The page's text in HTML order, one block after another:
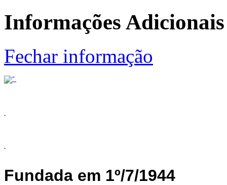
Informações Adicionais
Fechar informação
Fundada em 1º/7/1944